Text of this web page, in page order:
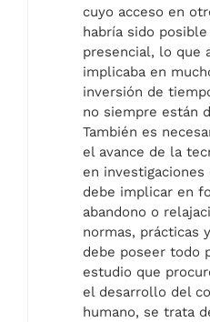
cuyo acceso en
habría sido
presencial, lo que
implicaba en
inversión de
no siempre están
También es
el avance de la
en
debe implicar en
abandono o
normas, prácticas
debe poseer todo
estudio que
el desarrollo del
humano, se trata